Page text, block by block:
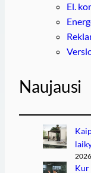
El.
Naujausi
Kur